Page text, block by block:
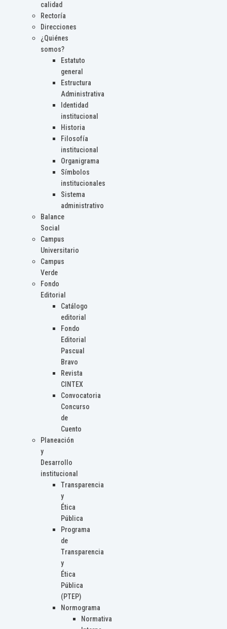
calidad
Rectoría
Direcciones
¿Quiénes
somos?
Estatuto
general
Estructura
Administrativa
Identidad
institucional
Historia
Filosofía
institucional
Organigrama
Símbolos
institucionales
Sistema
administrativo
Balance
Social
Campus
Universitario
Campus
Verde
Fondo
Editorial
Catálogo
editorial
Fondo
Editorial
Pascual
Bravo
Revista
CINTEX
Convocatoria
Concurso
de
Cuento
Planeación
y
Desarrollo
institucional
Transparencia
y
Ética
Pública
Programa
de
Transparencia
y
Ética
Pública
(PTEP)
Normograma
Normativa